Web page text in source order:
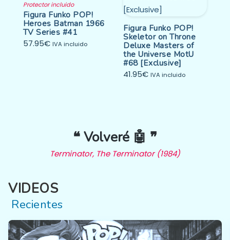
Protector incluido
Figura Funko POP!
Heroes Batman 1966
TV Series #41
57.95€ IVA incluido
Figura Funko POP!
Skeletor on Throne
Deluxe Masters of
the Universe MotU
#68 [Exclusive]
41.95€ IVA incluido
❝ Volveré 🤖 ❞
Terminator, The Terminator (1984)
VIDEOS
Recientes